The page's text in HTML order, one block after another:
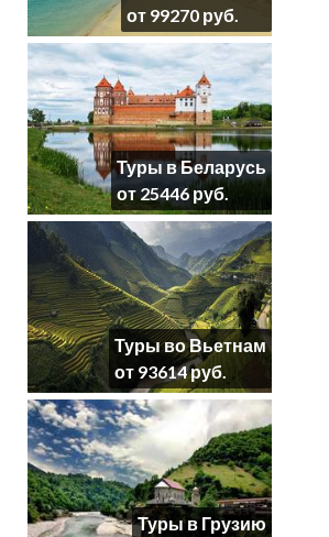
от 99270 руб.
Туры в Беларусь
от 25446 руб.
Туры во Вьетнам
от 93614 руб.
Туры в Грузию